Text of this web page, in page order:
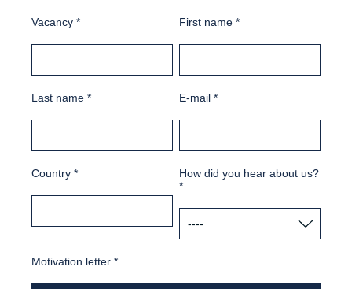
Vacancy * First name*
Last name * E-mail*
Country *
How did you hear about us?
*
Motivation letter *